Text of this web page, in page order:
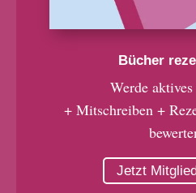
Bücher
Werde
+ Mitschreiben +
Jetzt